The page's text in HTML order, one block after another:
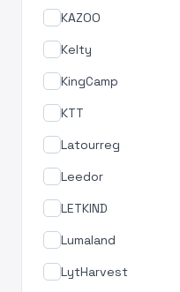
KAZOO
Kelty
KingCamp
KTT
Latourreg
Leedor
LETKIND
Lumaland
LytHarvest